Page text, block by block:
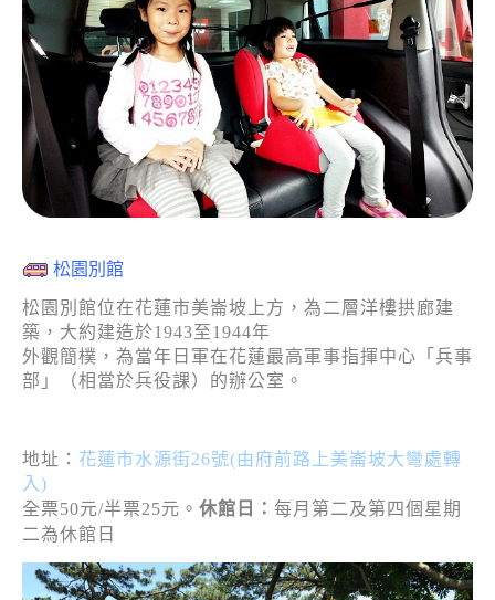
松園別館
松園別館位在花蓮市美崙坡上方，為二層洋樓拱廊建
築，大約建造於1943至1944年
外觀簡樸，為當年日軍在花蓮最高軍事指揮中心「兵事
部」（相當於兵役課）的辦公室。
地址： 花蓮市水源街26號(由府前路上美崙坡大彎處轉
入)
全票50元/半票25元。 休館日： 每月第二及第四個星期
二為休館日